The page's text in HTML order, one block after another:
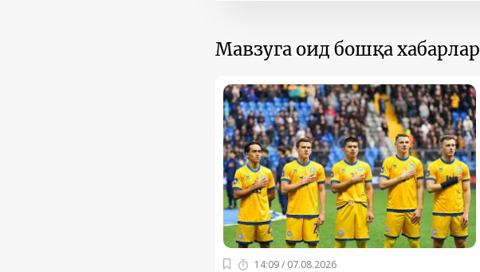
Мавзуга оид бошқа хабарлар
14:09 / 07.08.2026